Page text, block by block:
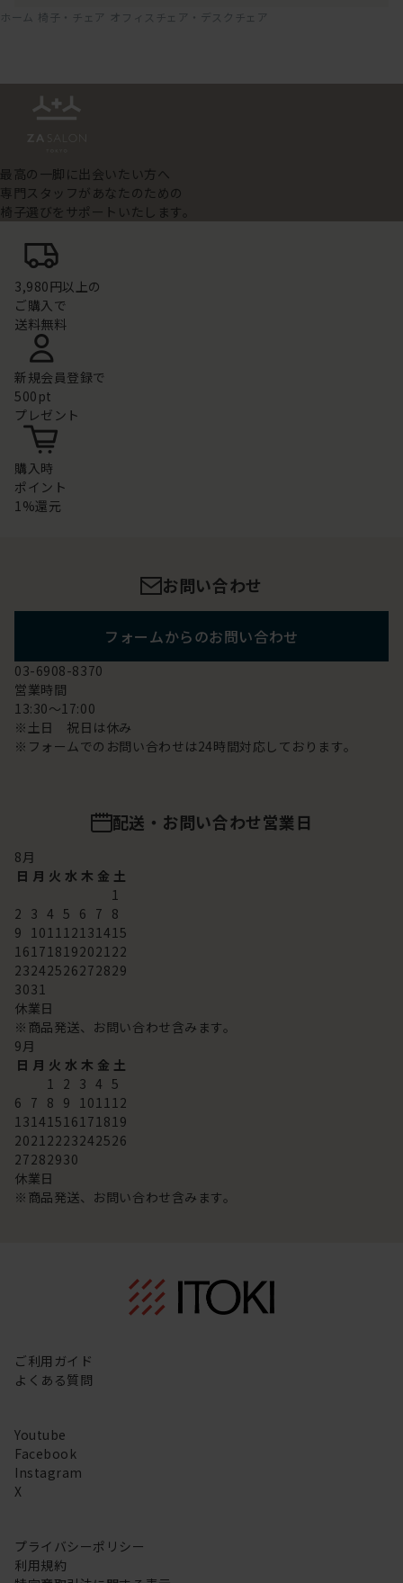
ホーム 椅子・チェア オフィスチェア・デスクチェア
最高の一脚に出会いたい方へ
専門スタッフがあなたのための
椅子選びをサポートいたします。
3,980円以上の
ご購入で
送料無料
新規会員登録で
500pt
プレゼント
購入時
ポイント
1%還元
お問い合わせ
フォームからのお問い合わせ
03-6908-8370
営業時間
13:30～17:00
※土日 祝日は休み
※フォームでのお問い合わせは24時間対応しております。
配送・お問い合わせ営業日
8月
日 月 火 水 木 金 土
1
2 3 4 5 6 7 8
9 101112131415
16171819202122
23242526272829
3031
休業日
※商品発送、お問い合わせ含みます。
9月
日 月 火 水 木 金 土
1 2 3 4 5
6 7 8 9 101112
13141516171819
20212223242526
27282930
休業日
※商品発送、お問い合わせ含みます。
ご利用ガイド
よくある質問
Youtube
Facebook
Instagram
X
プライバシーポリシー
利用規約